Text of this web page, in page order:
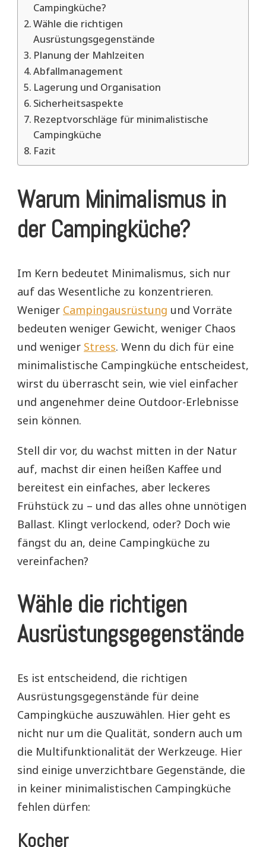
Campingküche?
Wähle die richtigen
Ausrüstungsgegenstände
Planung der Mahlzeiten
Abfallmanagement
Lagerung und Organisation
Sicherheitsaspekte
Rezeptvorschläge für minimalistische
Campingküche
Fazit
Warum Minimalismus in
der Campingküche?
Im Kern bedeutet Minimalismus, sich nur
auf das Wesentliche zu konzentrieren.
Weniger Campingausrüstung und Vorräte
bedeuten weniger Gewicht, weniger Chaos
und weniger Stress. Wenn du dich für eine
minimalistische Campingküche entscheidest,
wirst du überrascht sein, wie viel einfacher
und angenehmer deine Outdoor-Erlebnisse
sein können.
Stell dir vor, du wachst mitten in der Natur
auf, machst dir einen heißen Kaffee und
bereitest ein einfaches, aber leckeres
Frühstück zu – und das alles ohne unnötigen
Ballast. Klingt verlockend, oder? Doch wie
fängst du an, deine Campingküche zu
vereinfachen?
Wähle die richtigen
Ausrüstungsgegenstände
Es ist entscheidend, die richtigen
Ausrüstungsgegenstände für deine
Campingküche auszuwählen. Hier geht es
nicht nur um die Qualität, sondern auch um
die Multifunktionalität der Werkzeuge. Hier
sind einige unverzichtbare Gegenstände, die
in keiner minimalistischen Campingküche
fehlen dürfen:
Kocher